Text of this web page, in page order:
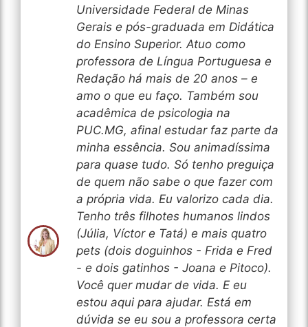
Universidade Federal de Minas
Gerais e pós-graduada em Didática
do Ensino Superior. Atuo como
professora de Língua Portuguesa e
Redação há mais de 20 anos – e
amo o que eu faço. Também sou
acadêmica de psicologia na
PUC.MG, afinal estudar faz parte da
minha essência. Sou animadíssima
para quase tudo. Só tenho preguiça
de quem não sabe o que fazer com
a própria vida. Eu valorizo cada dia.
Tenho três filhotes humanos lindos
(Júlia, Víctor e Tatá) e mais quatro
pets (dois doguinhos - Frida e Fred
- e dois gatinhos - Joana e Pitoco).
Você quer mudar de vida. E eu
estou aqui para ajudar. Está em
dúvida se eu sou a professora certa